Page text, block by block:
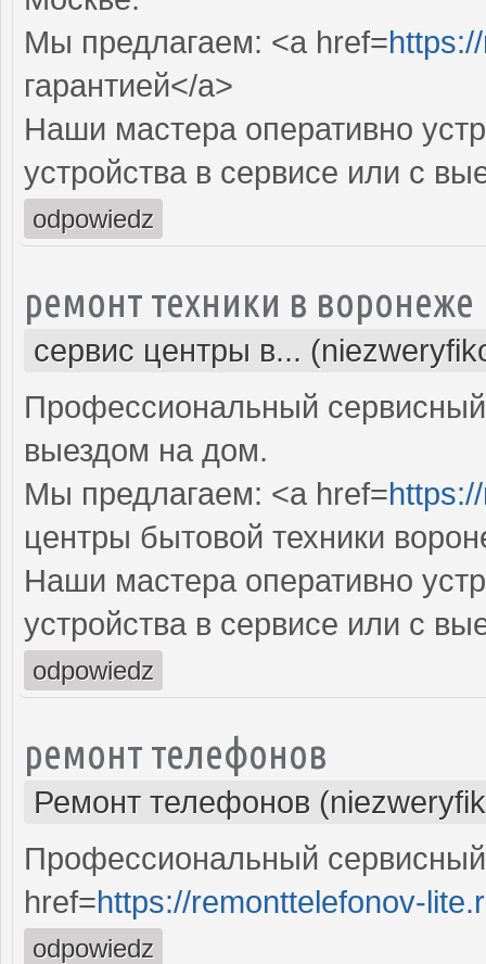
Мы предлагаем: <a href=
гарантией</a>
Наши мастера оперативно
устройства в сервисе или с
odpowiedz
ремонт техники в воронеже
сервис центры в...
Профессиональный
выездом на дом.
Мы предлагаем: <a href=
центры бытовой техники
Наши мастера оперативно
устройства в сервисе или с
odpowiedz
ремонт телефонов
Ремонт телефонов
Профессиональный
href=https://remonttelefonov-
odpowiedz